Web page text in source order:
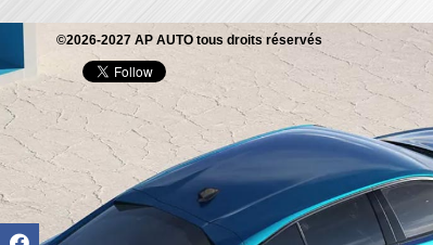
©2026-2027 AP AUTO tous droits réservés